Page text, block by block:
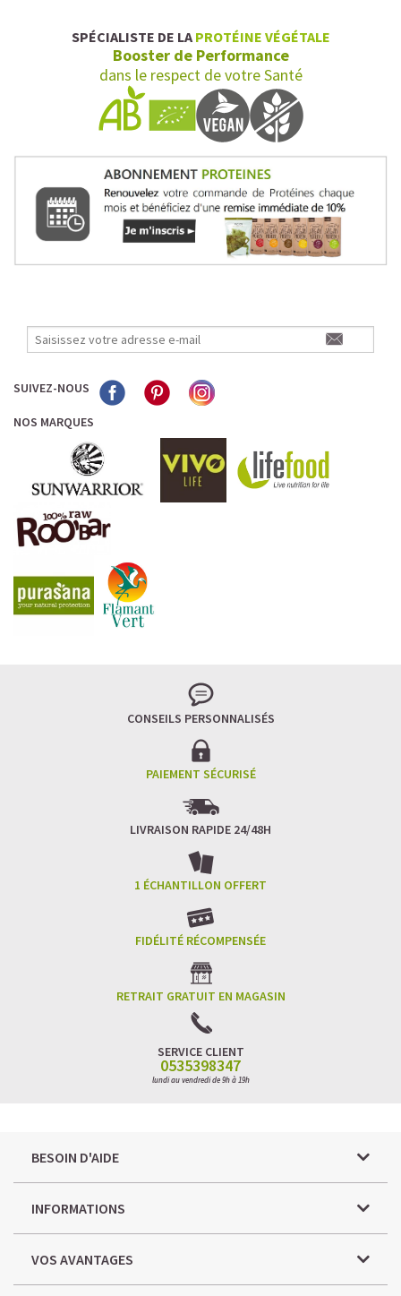
SPÉCIALISTE DE LA PROTÉINE VÉGÉTALE
Booster de Performance
dans le respect de votre Santé
SUIVEZ-NOUS
NOS MARQUES
CONSEILS PERSONNALISÉS
PAIEMENT SÉCURISÉ
LIVRAISON RAPIDE 24/48H
1 ÉCHANTILLON OFFERT
FIDÉLITÉ RÉCOMPENSÉE
RETRAIT GRATUIT EN MAGASIN
SERVICE CLIENT
0535398347
lundi au vendredi de 9h à 19h
BESOIN D'AIDE
INFORMATIONS
VOS AVANTAGES